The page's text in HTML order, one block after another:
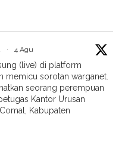
· 4 Agu
(live) di platform
memicu sorotan warganet.
seorang perempuan
Kantor Urusan
Kabupaten